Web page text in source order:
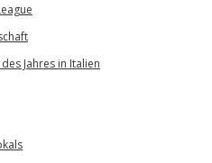
Jahres in Italien